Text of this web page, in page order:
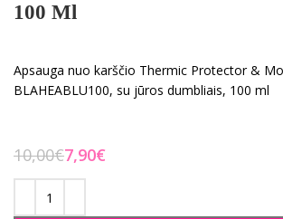
100 Ml
Apsauga nuo karščio Thermic Protector &
BLAHEABLU100, su jūros dumbliais, 100 ml
10,00€7,90€